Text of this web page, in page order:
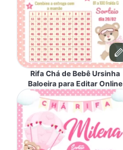
Rifa Chá de Bebê Ursinha
Baloeira para Editar Online